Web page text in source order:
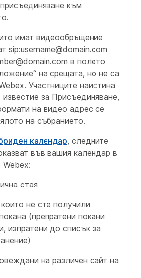
към
имат видеообръщение
sip:username@domain.com
в полето
на срещата, но не са
Участниците наистина
известие за Присъединяване,
на видео адрес се
на събранието.
календар, следните
във вашия календар в
стая
не сте получили
(препратени покани
изпратени до списък за
на различен сайт на